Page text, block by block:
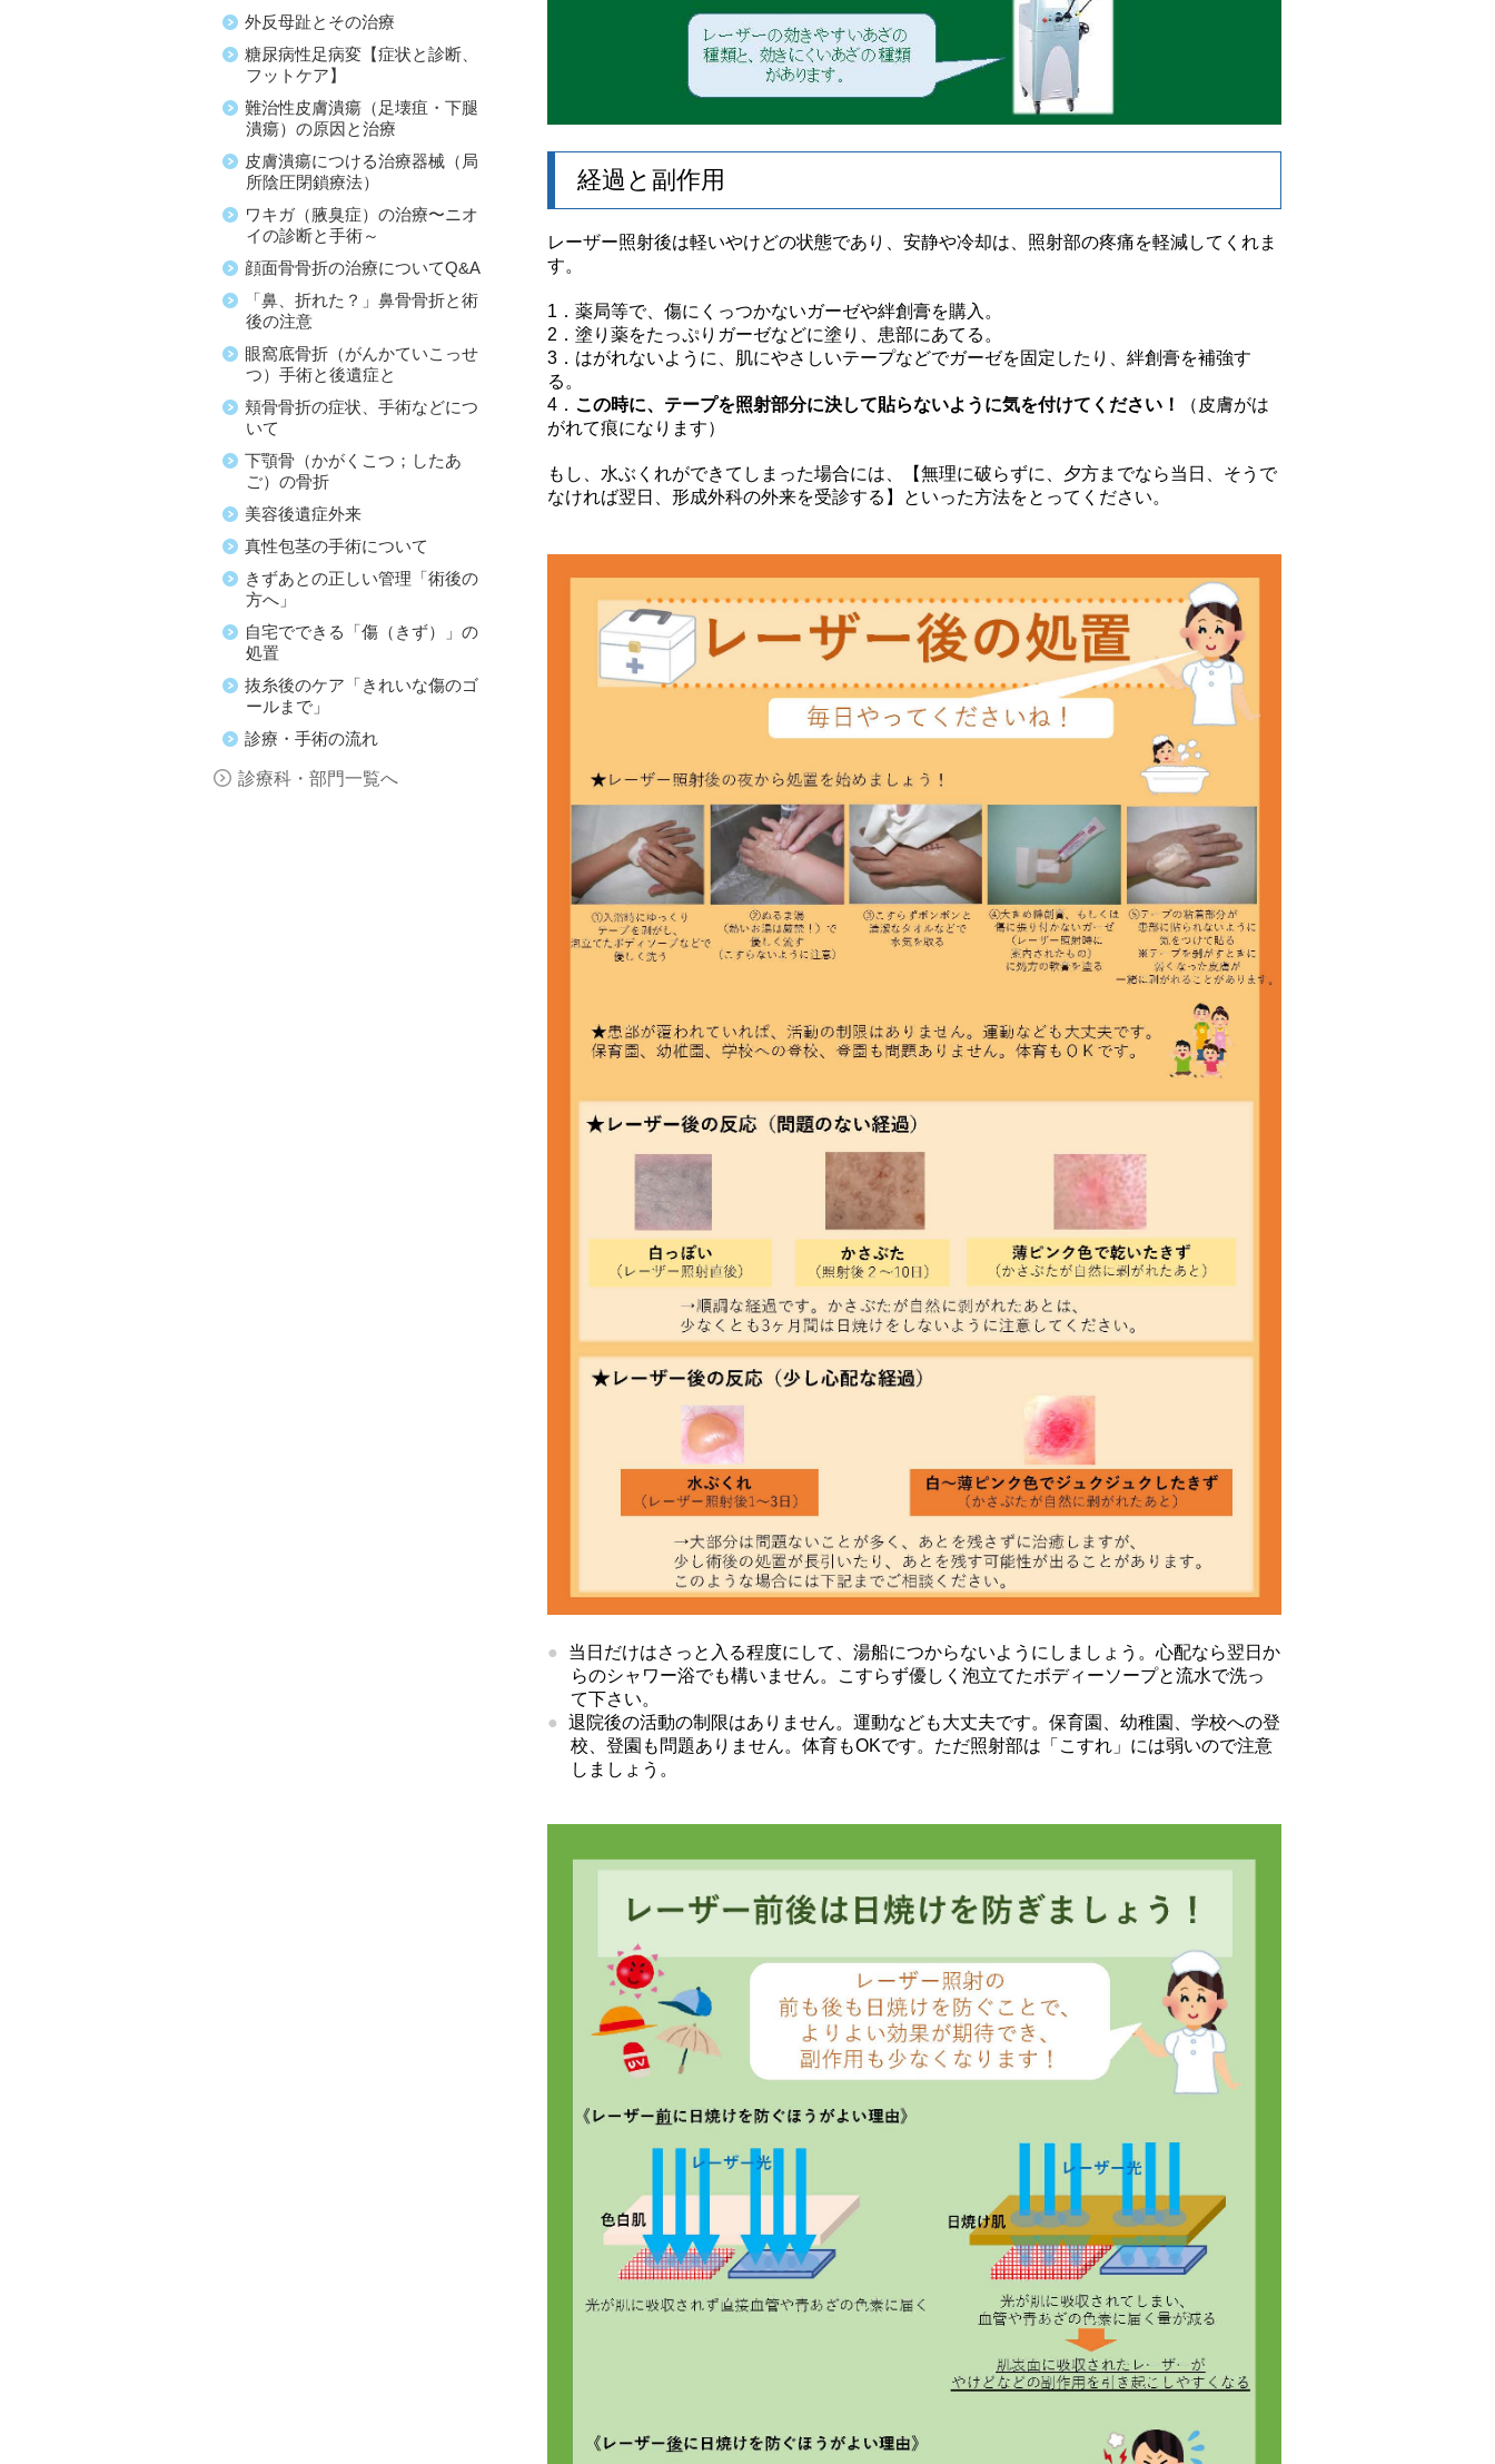
外反母趾とその治療
糖尿病性足病変【症状と診断、
フットケア】
難治性皮膚潰瘍（足壊疽・下腿
潰瘍）の原因と治療
皮膚潰瘍につける治療器械（局
所陰圧閉鎖療法）
ワキガ（腋臭症）の治療〜ニオ
イの診断と手術～
顔面骨骨折の治療についてQ&A
「鼻、折れた？」鼻骨骨折と術
後の注意
眼窩底骨折（がんかていこっせ
つ）手術と後遺症と
頬骨骨折の症状、手術などにつ
いて
下顎骨（かがくこつ；したあ
ご）の骨折
美容後遺症外来
真性包茎の手術について
きずあとの正しい管理「術後の
方へ」
自宅でできる「傷（きず）」の
処置
抜糸後のケア「きれいな傷のゴ
ールまで」
診療・手術の流れ
診療科・部門一覧へ
経過と副作用
レーザー照射後は軽いやけどの状態であり、安静や冷却は、照射部の疼痛を軽減してくれま
す。
1．薬局等で、傷にくっつかないガーゼや絆創膏を購入。
2．塗り薬をたっぷりガーゼなどに塗り、患部にあてる。
3．はがれないように、肌にやさしいテープなどでガーゼを固定したり、絆創膏を補強す
る。
4． この時に、テープを照射部分に決して貼らないように気を付けてください！
（皮膚がは
がれて痕になります）
もし、水ぶくれができてしまった場合には、【無理に破らずに、夕方までなら当日、そうで
なければ翌日、形成外科の外来を受診する】といった方法をとってください。
当日だけはさっと入る程度にして、湯船につからないようにしましょう。心配なら翌日か
らのシャワー浴でも構いません。こすらず優しく泡立てたボディーソープと流水で洗っ
て下さい。
退院後の活動の制限はありません。運動なども大丈夫です。保育園、幼稚園、学校への登
校、登園も問題ありません。体育もOKです。 ただ照射部は「こすれ」には弱いので注意
しましょう。